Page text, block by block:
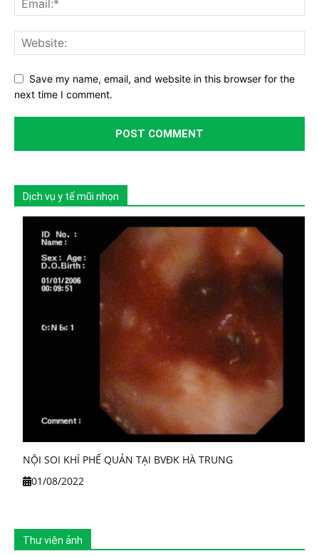
Save my name, email, and website in this browser for the
next time I comment.
Dịch vụ y tế mũi nhọn
NỘI SOI KHÍ PHẾ QUẢN TẠI BVĐK HÀ TRUNG
01/08/2022
Thư viện ảnh